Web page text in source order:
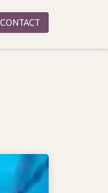
CONTACT